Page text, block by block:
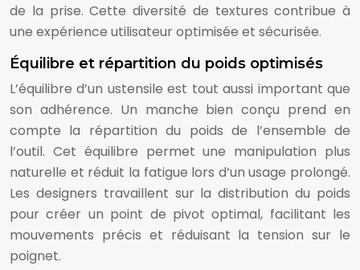
de la prise. Cette diversité de textures contribue à
une expérience utilisateur optimisée et sécurisée.
Équilibre et répartition du poids optimisés
L’équilibre d’un ustensile est tout aussi important que
son adhérence. Un manche bien conçu prend en
compte la répartition du poids de l’ensemble de
l’outil. Cet équilibre permet une manipulation plus
naturelle et réduit la fatigue lors d’un usage prolongé.
Les designers travaillent sur la distribution du poids
pour créer un point de pivot optimal, facilitant les
mouvements précis et réduisant la tension sur le
poignet.